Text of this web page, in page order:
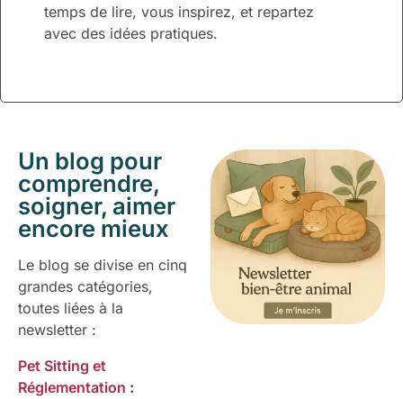
temps de lire, vous inspirez, et repartez
avec des idées pratiques.
Un blog pour
comprendre,
soigner, aimer
encore mieux
Le blog se divise en cinq
grandes catégories,
toutes liées à la
newsletter :
Pet Sitting et
Réglementation :